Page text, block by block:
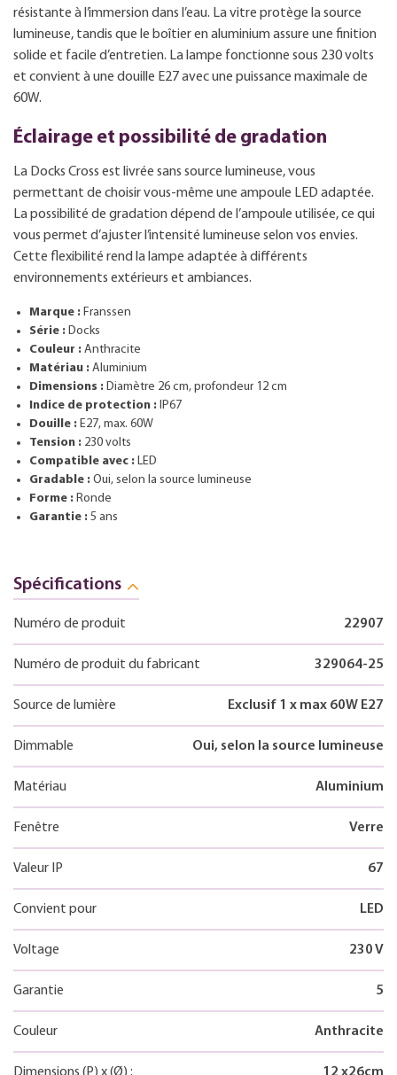
résistante à l’immersion dans l’eau. La vitre protège la source
lumineuse, tandis que le boîtier en aluminium assure une finition
solide et facile d’entretien. La lampe fonctionne sous 230 volts
et convient à une douille E27 avec une puissance maximale de
60W.
Éclairage et possibilité de gradation
La Docks Cross est livrée sans source lumineuse, vous
permettant de choisir vous-même une ampoule LED adaptée.
La possibilité de gradation dépend de l’ampoule utilisée, ce qui
vous permet d’ajuster l’intensité lumineuse selon vos envies.
Cette flexibilité rend la lampe adaptée à différents
environnements extérieurs et ambiances.
Marque : Franssen
Série : Docks
Couleur : Anthracite
Matériau : Aluminium
Dimensions : Diamètre 26 cm, profondeur 12 cm
Indice de protection : IP67
Douille : E27, max. 60W
Tension : 230 volts
Compatible avec : LED
Gradable : Oui, selon la source lumineuse
Forme : Ronde
Garantie : 5 ans
Spécifications
Numéro de produit 22907
Numéro de produit du fabricant 329064-25
Source de lumière Exclusif 1 x max 60W E27
Dimmable Oui, selon la source lumineuse
Matériau Aluminium
Fenêtre Verre
Valeur IP 67
Convient pour LED
Voltage 230 V
Garantie 5
Couleur Anthracite
Dimensions (P) x(Ø) : 12 x26cm